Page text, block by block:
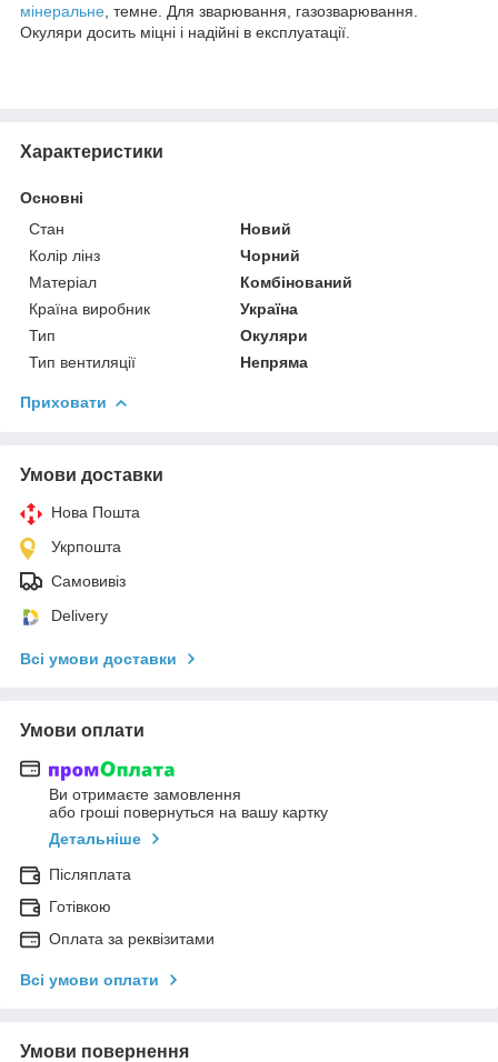
мінеральне , темне. Для зварювання, газозварювання.
Окуляри досить міцні і надійні в експлуатації.
Характеристики
Основні
Стан
Новий
Колір лінз
Чорний
Матеріал
Комбінований
Країна виробник
Україна
Тип
Окуляри
Тип вентиляції
Непряма
Приховати
Умови доставки
Нова Пошта
Укрпошта
Самовивіз
Delivery
Всі умови доставки
Умови оплати
Ви отримаєте замовлення
або гроші повернуться на вашу картку
Детальніше
Післяплата
Готівкою
Оплата за реквізитами
Всі умови оплати
Умови повернення